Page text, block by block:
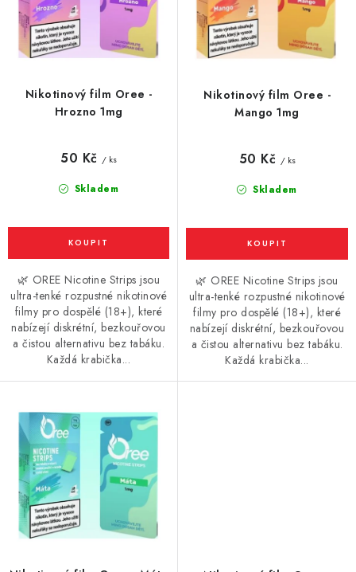
ud
Nikotinový film Oree -
Hrozno 1mg
Skladem
50 Kč / ks
🌿 OREE Nicotine Strips jsou
ultra-tenké rozpustné nikotinové
filmy pro dospělé (18+), které
nabízejí diskrétní, bezkouřovou
a čistou alternativu bez tabáku.
Každá krabička...
Nikotinový film Oree -
Mango 1mg
Skladem
50 Kč / ks
🌿 OREE Nicotine Strips jsou
ultra-tenké rozpustné nikotinové
filmy pro dospělé (18+), které
nabízejí diskrétní, bezkouřovou
a čistou alternativu bez tabáku.
Každá krabička...